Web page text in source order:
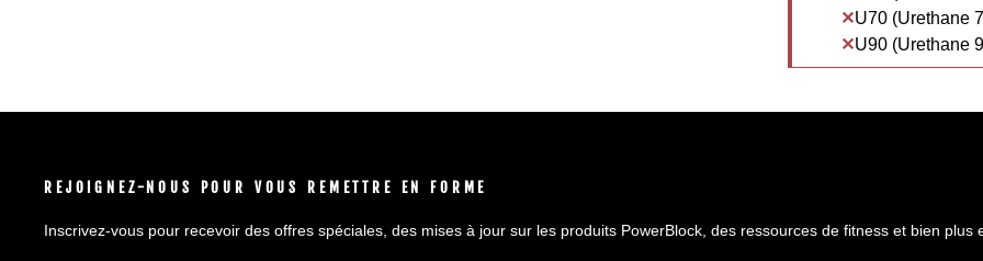
U70 (Urethane
U90 (Urethane
REJOIGNEZ-NOUS POUR VOUS REMETTRE EN FORME
Inscrivez-vous pour recevoir des offres spéciales, des mises à jour sur les produits PowerBlock, des ressources de fitness et bien plus